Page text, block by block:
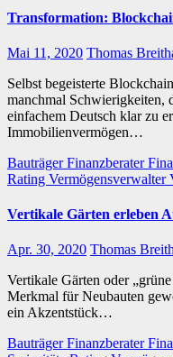
Transformation:
Mai 11, 2020 Thomas
Selbst begeisterte
manchmal Schwierigkeiten,
einfachem Deutsch klar zu
Immobilienvermögen…
BauträgerFinanzberater
Rating Vermögensverwalter
Vertikale Gärten erleben
Apr. 30, 2020 Thomas
Vertikale Gärten oder
Merkmal für Neubauten
ein Akzentstück…
BauträgerFinanzberater